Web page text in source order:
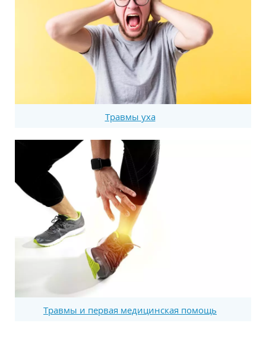
Травмы уха
Травмы и первая медицинская помощь